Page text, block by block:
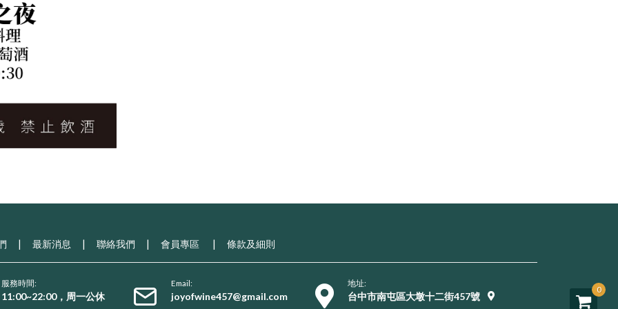
| 最新消息 | 聯絡我們 | 會員專區 | 條款及細則
服務時間:
11:00~22:00，周一公休
Email:
joyofwine457@gmail.com
地址:
台中市南屯區大墩十二街457號
0